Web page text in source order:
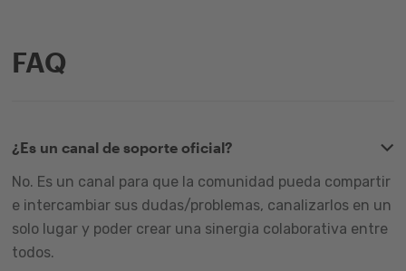
FAQ
¿Es un canal de soporte oficial?
No. Es un canal para que la comunidad pueda compartir
e intercambiar sus dudas/problemas, canalizarlos en un
solo lugar y poder crear una sinergia colaborativa entre
todos.